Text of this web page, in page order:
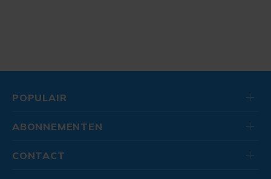
POPULAIR
ABONNEMENTEN
CONTACT